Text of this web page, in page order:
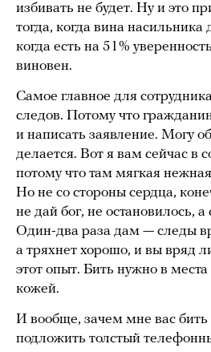
избивать не будет. Ну и это
тогда, когда вина
когда есть на 51%
виновен.
Самое главное для
следов. Потому что
и написать заявление. Могу
делается. Вот я вам сейчас в
потому что там мягкая
Но не со стороны сердца,
не дай бог, не остановилось, а
Один-два раза дам — следы
а тряхнет хорошо, и вы вряд
этот опыт. Бить нужно в
кожей.
И вообще, зачем мне вас бить
подложить толстый